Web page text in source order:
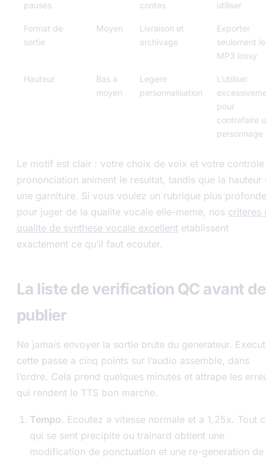
pauses contes utiliser
Format de
sortie
Moyen
Livraison et
archivage
Exporter
seulement le
MP3 lossy
Hauteur
Bas a
moyen
Legere
personnalisation
L’utiliser
pour
contrefaire
personnage
Le motif est clair : votre choix de voix et votre
prononciation animent le resultat, tandis que la hauteur
une garniture. Si vous voulez un rubrique plus profonde
pour juger de la qualite vocale elle-meme, nos criteres
qualite de synthese vocale excellent etablissent
exactement ce qu’il faut ecouter.
La liste de verification QC avant de
publier
Ne jamais envoyer la sortie brute du generateur.
cette passe a cinq points sur l’audio assemble, dans
l’ordre. Cela prend quelques minutes et attrape les
qui rendent le TTS bon marche.
Tempo. Ecoutez a vitesse normale et a 1,25x. Tout
qui se sent precipite ou trainard obtient une
modification de ponctuation et une re-generation de